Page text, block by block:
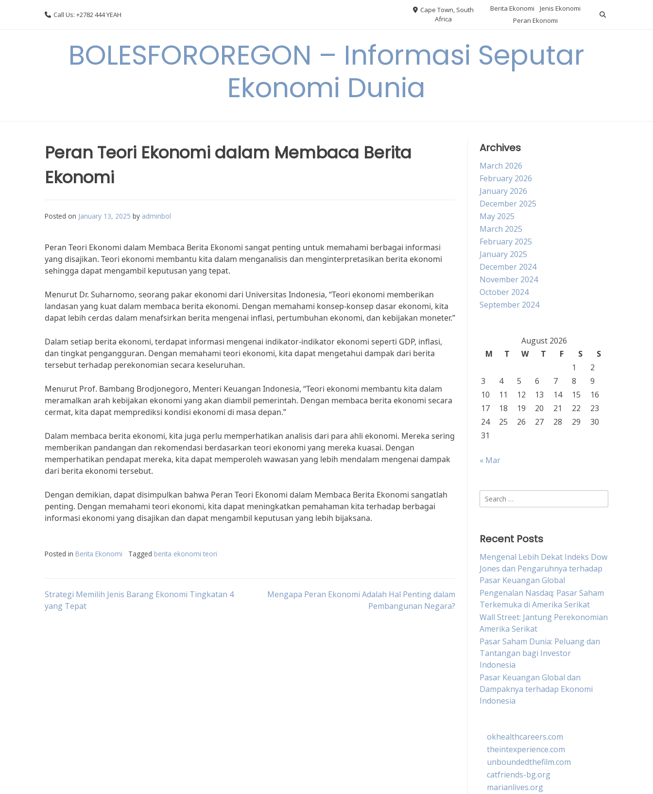
Call Us: +2782 444 YEAH
Cape Town, South
Africa
Berita Ekonomi
Jenis Ekonomi
Peran Ekonomi
BOLESFOROREGON – Informasi Seputar
Ekonomi Dunia
Peran Teori Ekonomi dalam Membaca Berita
Ekonomi
Posted on January 13, 2025 by adminbol
Peran Teori Ekonomi dalam Membaca Berita Ekonomi sangat penting untuk memahami berbagai informasi
yang disajikan. Teori ekonomi membantu kita dalam menganalisis dan menginterpretasikan berita ekonomi
sehingga dapat mengambil keputusan yang tepat.
Menurut Dr. Suharnomo, seorang pakar ekonomi dari Universitas Indonesia, “Teori ekonomi memberikan
landasan yang kuat dalam membaca berita ekonomi. Dengan memahami konsep-konsep dasar ekonomi, kita
dapat lebih cerdas dalam menafsirkan berita mengenai inflasi, pertumbuhan ekonomi, dan kebijakan moneter.”
Dalam setiap berita ekonomi, terdapat informasi mengenai indikator-indikator ekonomi seperti GDP, inflasi,
dan tingkat pengangguran. Dengan memahami teori ekonomi, kita dapat mengetahui dampak dari berita
tersebut terhadap perekonomian secara keseluruhan.
Menurut Prof. Bambang Brodjonegoro, Menteri Keuangan Indonesia, “Teori ekonomi membantu kita dalam
meramalkan arah kebijakan ekonomi yang akan diambil pemerintah. Dengan membaca berita ekonomi secara
cermat, kita dapat memprediksi kondisi ekonomi di masa depan.”
Dalam membaca berita ekonomi, kita juga perlu memperhatikan analisis dari para ahli ekonomi. Mereka sering
memberikan pandangan dan rekomendasi berdasarkan teori ekonomi yang mereka kuasai. Dengan
memperhatikan pendapat mereka, kita dapat memperoleh wawasan yang lebih mendalam mengenai dampak
dari berita ekonomi tersebut.
Dengan demikian, dapat disimpulkan bahwa Peran Teori Ekonomi dalam Membaca Berita Ekonomi sangatlah
penting. Dengan memahami teori ekonomi, kita dapat meningkatkan pemahaman kita terhadap berbagai
informasi ekonomi yang disajikan dan dapat mengambil keputusan yang lebih bijaksana.
Posted in Berita Ekonomi Tagged berita ekonomi teori
Post
Strategi Memilih Jenis Barang Ekonomi Tingkatan 4
yang Tepat
Mengapa Peran Ekonomi Adalah Hal Penting dalam
Pembangunan Negara?
Archives
March 2026
February 2026
January 2026
December 2025
May 2025
March 2025
February 2025
January 2025
December 2024
November 2024
October 2024
September 2024
August 2026
M
T W T F S
S
1
2
3
4 5 6 7 8
9
10
11 12 13 14 15
16
17
18 19 20 21 22
23
24
25 26 27 28 29
30
31
« Mar
Search
for:
Recent Posts
Mengenal Lebih Dekat Indeks Dow
Jones dan Pengaruhnya terhadap
Pasar Keuangan Global
Pengenalan Nasdaq: Pasar Saham
Terkemuka di Amerika Serikat
Wall Street: Jantung Perekonomian
Amerika Serikat
Pasar Saham Dunia: Peluang dan
Tantangan bagi Investor
Indonesia
Pasar Keuangan Global dan
Dampaknya terhadap Ekonomi
Indonesia
okhealthcareers.com
theintexperience.com
unboundedthefilm.com
catfriends-bg.org
marianlives.org